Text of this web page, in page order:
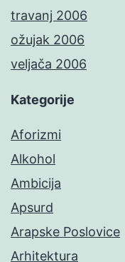
travanj 2006
ožujak 2006
veljača 2006
Kategorije
Aforizmi
Alkohol
Ambicija
Apsurd
Arapske Poslovice
Arhitektura